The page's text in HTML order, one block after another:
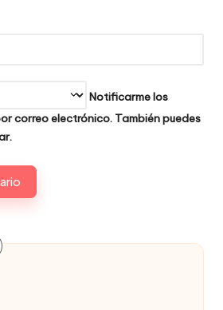
Notificarme los
correo electrónico. También puedes